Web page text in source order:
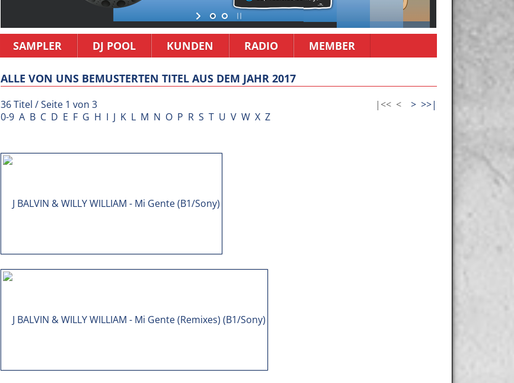
SAMPLER DJ POOL KUNDEN RADIO MEMBER
ALLE VON UNS BEMUSTERTEN TITEL AUS DEM JAHR 2017
36 Titel / Seite 1 von 3 |<< < > >>|
0-9 A B C D E F G H I J K L M N O P R S T U V W X Z